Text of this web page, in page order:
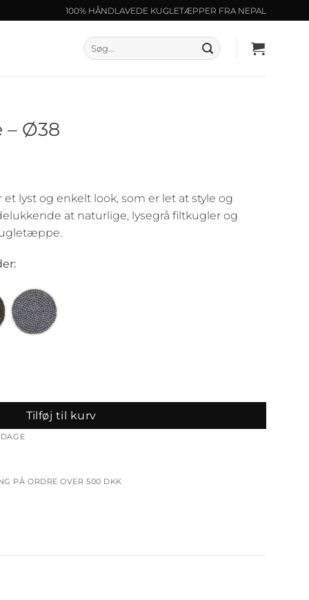
100% HÅNDLAVEDE KUGLETÆPPER FRA NEPAL
Søg
efter:
– Ø38
lyst og enkelt look, som er let at style og
at naturlige, lysegrå filtkugler og
Tilføj til kurv
PÅ ORDRE OVER 500 DKK